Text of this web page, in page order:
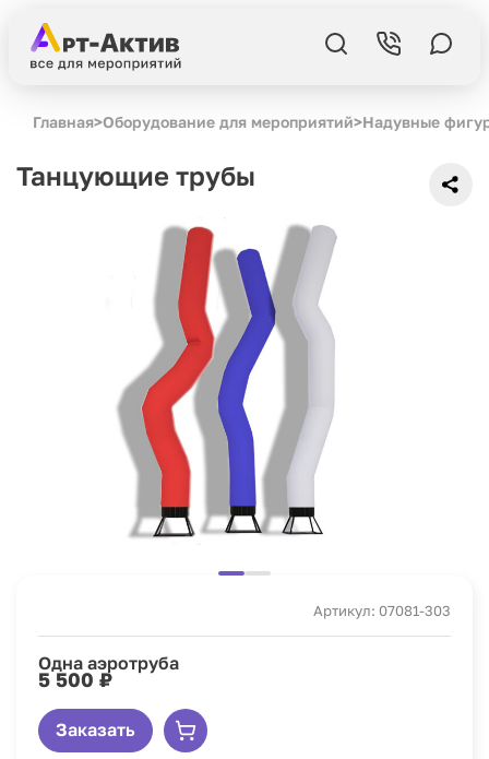
Главная>Оборудование для мероприятий>Надувные
Танцующие трубы
Артикул: 07081-303
Одна аэротруба
5 500 ₽
Заказать